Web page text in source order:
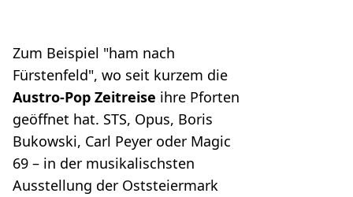
Zum Beispiel "ham nach
Fürstenfeld", wo seit kurzem die
Austro-Pop Zeitreise ihre Pforten
geöffnet hat. STS, Opus, Boris
Bukowski, Carl Peyer oder Magic
69 – in der musikalischsten
Ausstellung der Oststeiermark